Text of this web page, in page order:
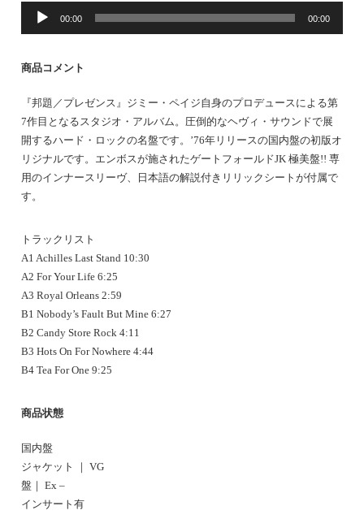
ー
ヤ
ー
00:00 00:00
商品コメント
『邦題／プレゼンス』ジミー・ペイジ自身のプロデュースによる第
7作目となるスタジオ・アルバム。圧倒的なヘヴィ・サウンドで展
開するハード・ロックの名盤です。’76年リリースの国内盤の初版オ
リジナルです。エンボスが施されたゲートフォールドJK 極美盤!! 専
用のインナースリーヴ、日本語の解説付きリリックシートが付属で
す。
トラックリスト
A1 Achilles Last Stand 10:30
A2 For Your Life 6:25
A3 Royal Orleans 2:59
B1 Nobody’s Fault But Mine 6:27
B2 Candy Store Rock 4:11
B3 Hots On For Nowhere 4:44
B4 Tea For One 9:25
商品状態
国内盤
ジャケット ｜ VG
盤｜ Ex –
インサート有